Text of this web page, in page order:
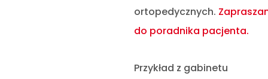
ortopedycznych.
do poradnika pacjenta.
Przykład z gabinetu